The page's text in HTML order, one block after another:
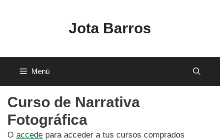
Jota Barros
Menú
Curso de Narrativa
Fotográfica
O accede para acceder a tus cursos comprados